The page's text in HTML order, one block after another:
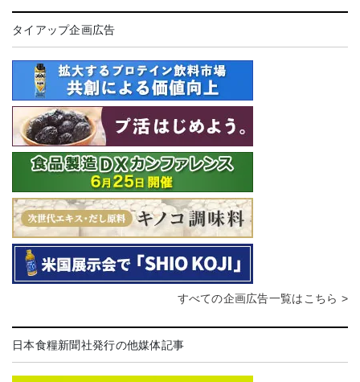
タイアップ企画広告
すべての企画広告一覧はこちら >
日本食糧新聞社発行の他媒体記事